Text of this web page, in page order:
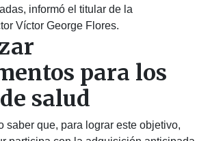
informó el titular de la
Víctor George Flores.
para los
salud
saber que, para lograr este objetivo,